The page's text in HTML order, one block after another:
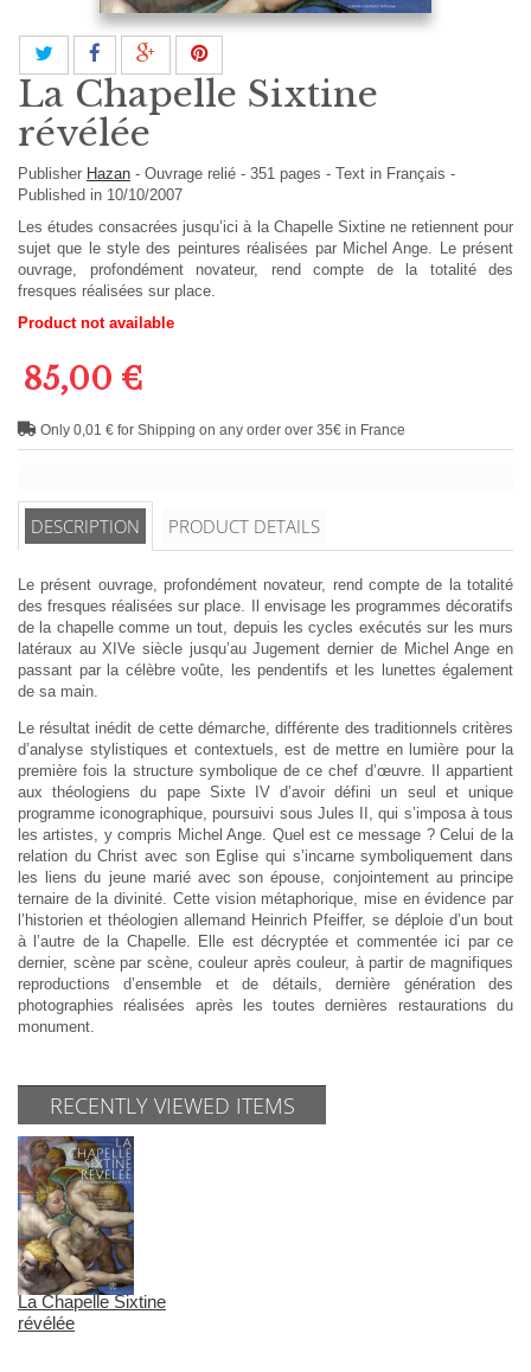
La Chapelle Sixtine
révélée
Publisher Hazan - Ouvrage relié - 351 pages - Text in Français -
Published in 10/10/2007
Les études consacrées jusqu’ici à la Chapelle Sixtine ne retiennent pour
sujet que le style des peintures réalisées par Michel Ange. Le présent
ouvrage, profondément novateur, rend compte de la totalité des
fresques réalisées sur place.
Product not available
85,00 €
Only 0,01 € for Shipping on any order over 35€ in France
DESCRIPTION PRODUCT DETAILS
Le présent ouvrage, profondément novateur, rend compte de la totalité
des fresques réalisées sur place. Il envisage les programmes décoratifs
de la chapelle comme un tout, depuis les cycles exécutés sur les murs
latéraux au XIVe siècle jusqu’au Jugement dernier de Michel Ange en
passant par la célèbre voûte, les pendentifs et les lunettes également
de sa main.
Le résultat inédit de cette démarche, différente des traditionnels critères
d’analyse stylistiques et contextuels, est de mettre en lumière pour la
première fois la structure symbolique de ce chef d’œuvre. Il appartient
aux théologiens du pape Sixte IV d’avoir défini un seul et unique
programme iconographique, poursuivi sous Jules II, qui s’imposa à tous
les artistes, y compris Michel Ange. Quel est ce message ? Celui de la
relation du Christ avec son Eglise qui s’incarne symboliquement dans
les liens du jeune marié avec son épouse, conjointement au principe
ternaire de la divinité. Cette vision métaphorique, mise en évidence par
l’historien et théologien allemand Heinrich Pfeiffer, se déploie d’un bout
à l’autre de la Chapelle. Elle est décryptée et commentée ici par ce
dernier, scène par scène, couleur après couleur, à partir de magnifiques
reproductions d’ensemble et de détails, dernière génération des
photographies réalisées après les toutes dernières restaurations du
monument.
RECENTLY VIEWED ITEMS
La Chapelle Sixtine
révélée